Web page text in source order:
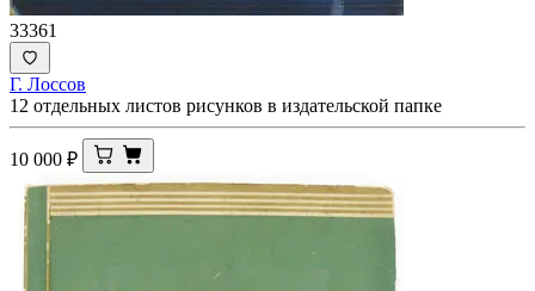
33361
Г. Лоссов
12 отдельных листов рисунков в издательской папке
10 000 ₽